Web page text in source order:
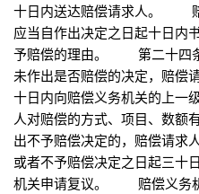
十日内送达赔偿请求人。 赔
应当自作出决定之日起十日内
予赔偿的理由。 第二十四
未作出是否赔偿的决定，赔偿
十日内向赔偿义务机关的上
人对赔偿的方式、项目、数额
出不予赔偿决定的，赔偿请求
或者不予赔偿决定之日起三十
机关申请复议。 赔偿义务机